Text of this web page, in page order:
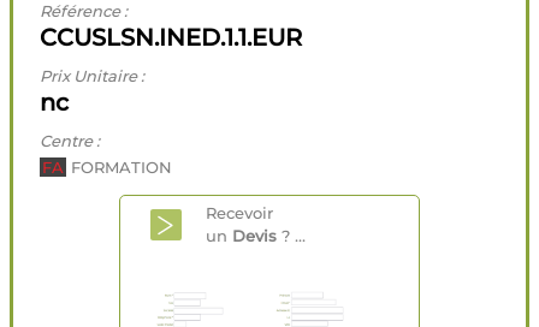
Référence :
CCUSLSN.INED.1.1.EUR
Prix Unitaire :
nc
Centre :
FA FORMATION
Recevoir
un Devis ? ...